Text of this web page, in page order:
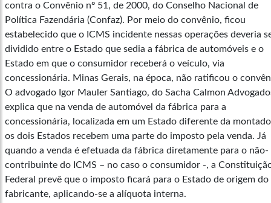
contra o Convênio nº 51, de 2000, do Conselho Nacional de
Política Fazendária (Confaz). Por meio do convênio, ficou
estabelecido que o ICMS incidente nessas operações deveria
dividido entre o Estado que sedia a fábrica de automóveis e o
Estado em que o consumidor receberá o veículo, via
concessionária. Minas Gerais, na época, não ratificou o
O advogado Igor Mauler Santiago, do Sacha Calmon
explica que na venda de automóvel da fábrica para a
concessionária, localizada em um Estado diferente da
os dois Estados recebem uma parte do imposto pela venda. Já
quando a venda é efetuada da fábrica diretamente para o não-
contribuinte do ICMS – no caso o consumidor -, a
Federal prevê que o imposto ficará para o Estado de origem do
fabricante, aplicando-se a alíquota interna.